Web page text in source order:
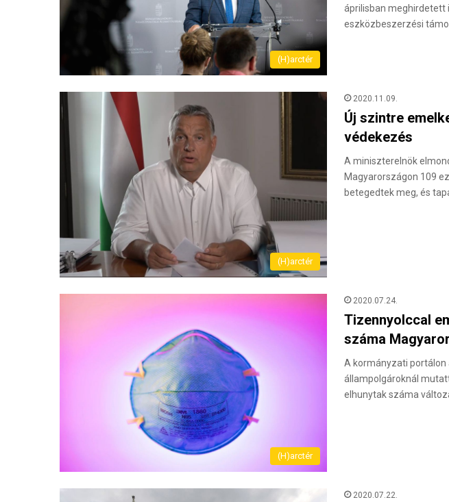
(H)arctér
áprilisban
eszközbeszerzési
(H)arctér
2020.11.09.
Új szintre
védekezés
A miniszterelnök
Magyarországon 109
betegedtek meg, és
(H)arctér
2020.07.24.
Tizennyolccal
száma
A kormányzati
állampolgároknál
elhunytak száma
2020.07.22.